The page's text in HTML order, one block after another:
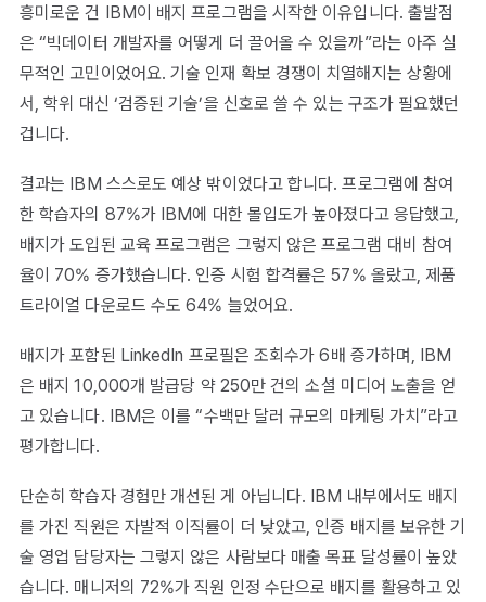
흥미로운 건 IBM이 배지 프로그램을 시작한 이유입니다. 출발점
은 “빅데이터 개발자를 어떻게 더 끌어올 수 있을까”라는 아주 실
무적인 고민이었어요. 기술 인재 확보 경쟁이 치열해지는 상황에
서, 학위 대신 ‘검증된 기술’을 신호로 쓸 수 있는 구조가 필요했던
겁니다.
결과는 IBM 스스로도 예상 밖이었다고 합니다. 프로그램에 참여
한 학습자의 87%가 IBM에 대한 몰입도가 높아졌다고 응답했고,
배지가 도입된 교육 프로그램은 그렇지 않은 프로그램 대비 참여
율이 70% 증가했습니다. 인증 시험 합격률은 57% 올랐고, 제품
트라이얼 다운로드 수도 64% 늘었어요.
배지가 포함된 LinkedIn 프로필은 조회수가 6배 증가하며, IBM
은 배지 10,000개 발급당 약 250만 건의 소셜 미디어 노출을 얻
고 있습니다. IBM은 이를 “수백만 달러 규모의 마케팅 가치”라고
평가합니다.
단순히 학습자 경험만 개선된 게 아닙니다. IBM 내부에서도 배지
를 가진 직원은 자발적 이직률이 더 낮았고, 인증 배지를 보유한 기
술 영업 담당자는 그렇지 않은 사람보다 매출 목표 달성률이 높았
습니다. 매니저의 72%가 직원 인정 수단으로 배지를 활용하고 있